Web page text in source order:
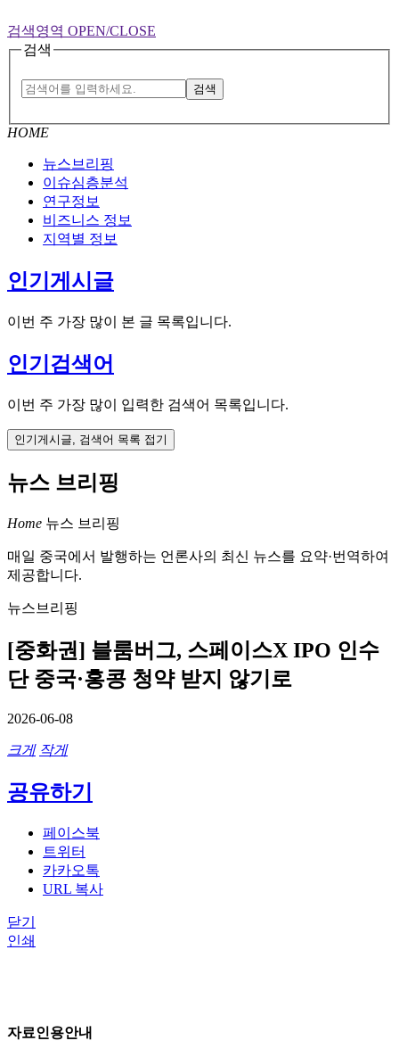
검색영역 OPEN/CLOSE
검색
검색
HOME
뉴스브리핑
이슈심층분석
연구정보
비즈니스 정보
지역별 정보
인기게시글
이번 주 가장 많이 본 글 목록입니다.
인기검색어
이번 주 가장 많이 입력한 검색어 목록입니다.
인기게시글, 검색어 목록 접기
뉴스 브리핑
Home 뉴스 브리핑
매일 중국에서 발행하는 언론사의 최신 뉴스를 요약·번역하여
제공합니다.
뉴스브리핑
[중화권] 블룸버그, 스페이스X IPO 인수
단 중국·홍콩 청약 받지 않기로
2026-06-08
크게 작게
공유하기
페이스북
트위터
카카오톡
URL 복사
닫기
인쇄
자료인용안내